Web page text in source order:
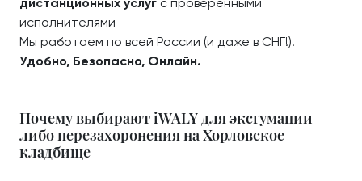
исполнителями
Мы работаем по всей России (и даже в СНГ!).
Удобно, Безопасно, Онлайн.
Почему выбирают iWALY для эксгумации
либо перезахоронения на Хорловское
кладбище